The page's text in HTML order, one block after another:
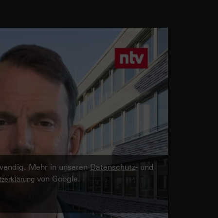
Mehr in unseren Datenschutz- und
von Google.